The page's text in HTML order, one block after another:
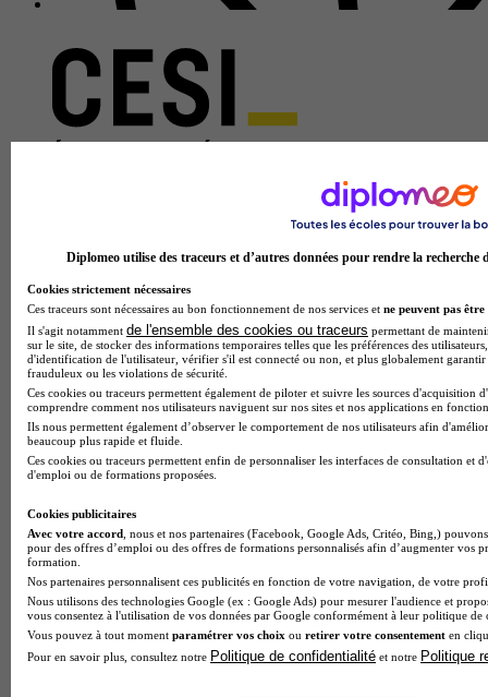
CESI - Reims
Bachelor 3 - Responsable performance industrielle (RPI)
Reims 51100
Alternance
industriel ayant déployé les démarches d'excellence
opérationnelle sont désormais clairement mesurables et
mesurées. En a…
Diplomeo utilise des traceurs et d’autres données pour rendre la recherche
Cookies strictement nécessaires
Ces traceurs sont nécessaires au bon fonctionnement de nos services et ne peuvent pas être
Il s'agit notamment de l'ensemble des cookies ou traceurs permettant de
sur le site, de stocker des informations temporaires telles que les préférences des
d'identification de l'utilisateur, vérifier s'il est connecté ou non, et plus globalement garantir
frauduleux ou les violations de sécurité.
Ces cookies ou traceurs permettent également de piloter et suivre les sources
comprendre comment nos utilisateurs naviguent sur nos sites et nos applications en
Ils nous permettent également d’observer le comportement de nos utilisateurs afin
beaucoup plus rapide et fluide.
Ces cookies ou traceurs permettent enfin de personnaliser les interfaces de consultation et
d'emploi ou de formations proposées.
Cookies publicitaires
Avec votre accord , nous et nos partenaires (Facebook, Google Ads, Critéo, Bing,)
pour des offres d’emploi ou des offres de formations personnalisés afin d’augmenter vos
formation.
Nos partenaires personnalisent ces publicités en fonction de votre navigation, de votre
Nous utilisons des technologies Google (ex : Google Ads) pour mesurer l'audience et
vous consentez à l'utilisation de vos données par Google conformément à leur politique
Vous pouvez à tout moment paramétrer vos choix ou retirer votre consentement en
Pour en savoir plus, consultez notre Politique de confidentialité et notre Politique